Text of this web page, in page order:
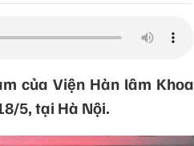
của Viện Hàn lâm Khoa
5, tại Hà Nội.